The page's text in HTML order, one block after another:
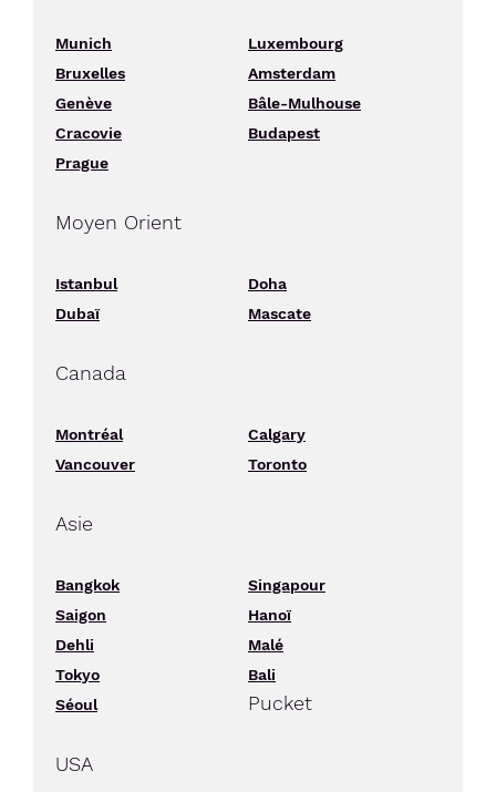
Munich
Luxembourg
Bruxelles
Amsterdam
Genève
Bâle-Mulhouse
Cracovie
Budapest
Prague
Moyen Orient
Istanbul
Doha
Dubaï
Mascate
Canada
Montréal
Calgary
Vancouver
Toronto
Asie
Bangkok
Singapour
Saigon
Hanoï
Dehli
Malé
Tokyo
Bali
Séoul
Pucket
USA